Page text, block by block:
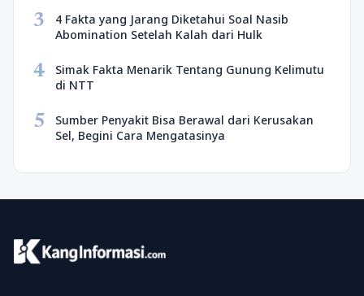
3
4 Fakta yang Jarang Diketahui Soal Nasib
Abomination Setelah Kalah dari Hulk
4
Simak Fakta Menarik Tentang Gunung Kelimutu
di NTT
5
Sumber Penyakit Bisa Berawal dari Kerusakan
Sel, Begini Cara Mengatasinya